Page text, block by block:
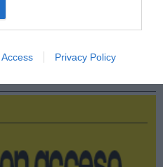
Privacy Policy
Catalunya